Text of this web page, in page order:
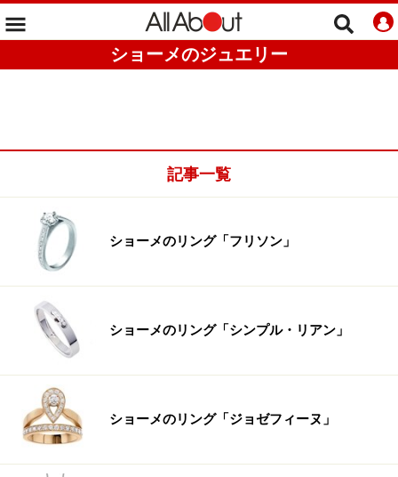
ショーメのジュエリー
記事一覧
ショーメのリング「フリソン」
ショーメのリング「シンプル・リアン」
ショーメのリング「ジョゼフィーヌ」